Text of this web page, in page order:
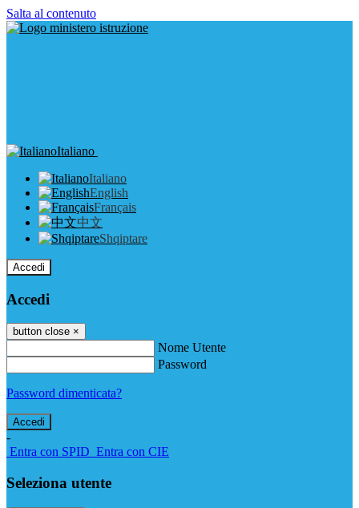
Salta al contenuto
Italiano
Italiano
English
Français
中文
Shqiptare
Accedi
Accedi
button close ×
Nome Utente
Password
Password dimenticata?
-
Entra con SPID Entra con CIE
Seleziona utente